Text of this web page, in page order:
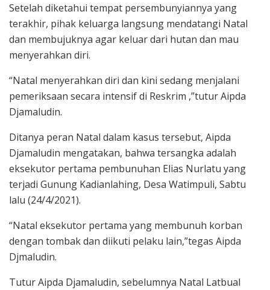
Setelah diketahui tempat persembunyiannya yang
terakhir, pihak keluarga langsung mendatangi Natal
dan membujuknya agar keluar dari hutan dan mau
menyerahkan diri.
“Natal menyerahkan diri dan kini sedang menjalani
pemeriksaan secara intensif di Reskrim ,”tutur Aipda
Djamaludin.
Ditanya peran Natal dalam kasus tersebut, Aipda
Djamaludin mengatakan, bahwa tersangka adalah
eksekutor pertama pembunuhan Elias Nurlatu yang
terjadi Gunung Kadianlahing, Desa Watimpuli, Sabtu
lalu (24/4/2021).
“Natal eksekutor pertama yang membunuh korban
dengan tombak dan diikuti pelaku lain,”tegas Aipda
Djmaludin.
Tutur Aipda Djamaludin, sebelumnya Natal Latbual